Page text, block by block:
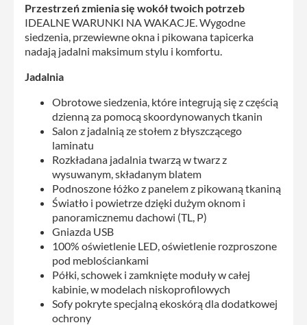
Przestrzeń zmienia się wokół twoich potrzeb
IDEALNE WARUNKI NA WAKACJE. Wygodne
siedzenia, przewiewne okna i pikowana tapicerka
nadają jadalni maksimum stylu i komfortu.
Jadalnia
Obrotowe siedzenia, które integrują się z częścią
dzienną za pomocą skoordynowanych tkanin
Salon z jadalnią ze stołem z błyszczącego
laminatu
Rozkładana jadalnia twarzą w twarz z
wysuwanym, składanym blatem
Podnoszone łóżko z panelem z pikowaną tkaniną
Światło i powietrze dzięki dużym oknom i
panoramicznemu dachowi (TL, P)
Gniazda USB
100% oświetlenie LED, oświetlenie rozproszone
pod meblościankami
Półki, schowek i zamknięte moduły w całej
kabinie, w modelach niskoprofilowych
Sofy pokryte specjalną ekoskórą dla dodatkowej
ochrony